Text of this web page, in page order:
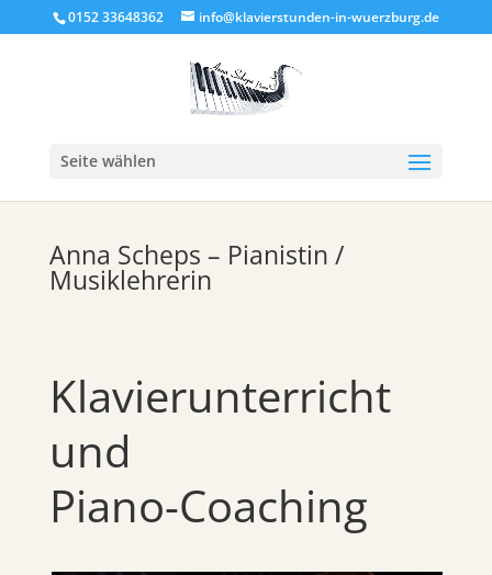
0152 33648362‬ info@klavierstunden-in-wuerzburg.de
Seite wählen
Anna Scheps – Pianistin /
Musiklehrerin
Klavierunterricht
und
Piano-Coaching